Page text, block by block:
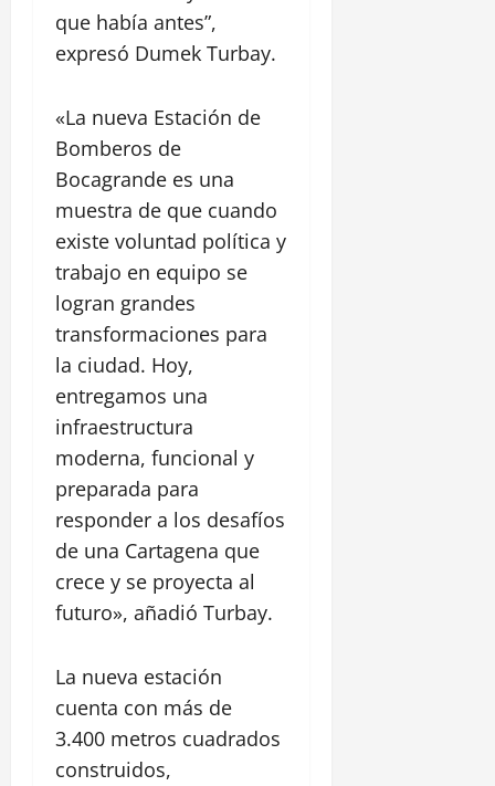
que había antes”,
expresó Dumek Turbay.
«La nueva Estación de
Bomberos de
Bocagrande es una
muestra de que cuando
existe voluntad política y
trabajo en equipo se
logran grandes
transformaciones para
la ciudad. Hoy,
entregamos una
infraestructura
moderna, funcional y
preparada para
responder a los desafíos
de una Cartagena que
crece y se proyecta al
futuro», añadió Turbay.
La nueva estación
cuenta con más de
3.400 metros cuadrados
construidos,